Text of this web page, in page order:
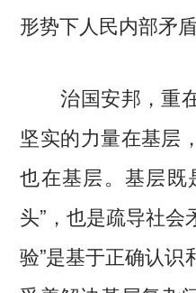
形势下人民内部矛
治国安邦，重在
坚实的力量在基层
也在基层。基层既
头”，也是疏导社会
验”是基于正确认识